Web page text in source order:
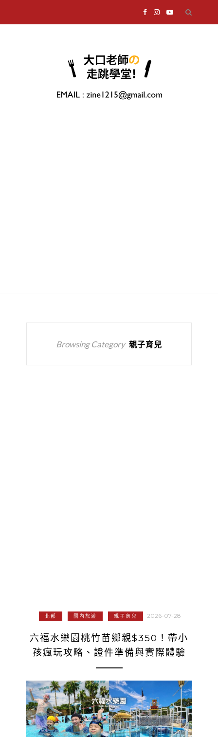
Browsing Category 親子育兒
北部 國內旅遊 親子育兒 2026-07-28
六福水樂園桃竹苗鄉親$350！帶小
孩瘋玩攻略、證件準備與實際體驗